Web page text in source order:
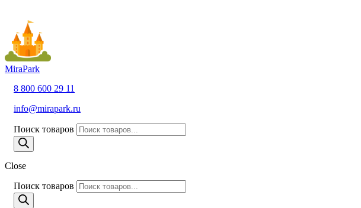
MiraPark
8 800 600 29 11
info@mirapark.ru
Поиск товаров
Close
Поиск товаров